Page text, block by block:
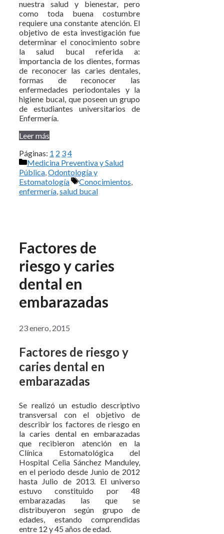
nuestra salud y bienestar, pero
como toda buena costumbre
requiere una constante atención. El
objetivo de esta investigación fue
determinar el conocimiento sobre
la salud bucal referida a:
importancia de los dientes, formas
de reconocer las caries dentales,
formas de reconocer las
enfermedades periodontales y la
higiene bucal, que poseen un grupo
de estudiantes universitarios de
Enfermería.
Leer más
Páginas: 1 2 34
Categorías
Medicina Preventiva y Salud
Pública,Odontología y
Estomatología
Etiquetas
Conocimientos,
enfermería,salud bucal
Factores de
riesgo y caries
dental en
embarazadas
23 enero, 2015
Factores de riesgo y
caries dental en
embarazadas
Se realizó un estudio descriptivo
transversal con el objetivo de
describir los factores de riesgo en
la caries dental en embarazadas
que recibieron atención en la
Clínica Estomatológica del
Hospital Celia Sánchez Manduley,
en el periodo desde Junio de 2012
hasta Julio de 2013. El universo
estuvo constituido por 48
embarazadas las que se
distribuyeron según grupo de
edades, estando comprendidas
entre 12 y 45 años de edad.